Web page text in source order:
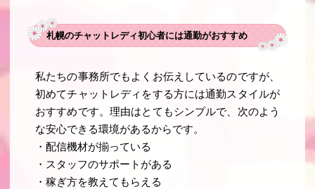
札幌のチャットレディ初心者には通勤がおすすめ
私たちの事務所でもよくお伝えしているのですが、
初めてチャットレディをする方には通勤スタイルが
おすすめです。理由はとてもシンプルで、次のよう
な安心できる環境があるからです。
・配信機材が揃っている
・スタッフのサポートがある
・稼ぎ方を教えてもらえる